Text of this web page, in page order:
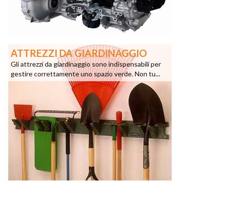
ATTREZZI DA GIARDINAGGIO
Gli attrezzi da giardinaggio sono indispensabili per
gestire correttamente uno spazio verde. Non tu...